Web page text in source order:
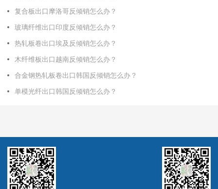
复合板出口摩洛哥反倾销怎么办？
玻璃纤维出口印度反倾销怎么办？
热轧板卷出口埃及反倾销怎么办？
木纤维板出口越南反倾销怎么办？
合金钢热轧板卷出口韩国反倾销怎么办？
单模光纤出口韩国反倾销怎么办？